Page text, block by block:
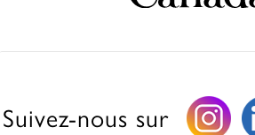
Suivez-nous sur